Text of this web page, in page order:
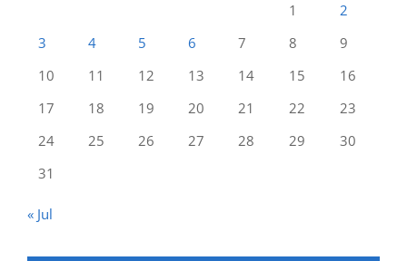
1
2
3
4 5 6 7 8
9
10
11 12 13 14 15
16
17
18 19 20 21 22
23
24
25 26 27 28 29
30
31
« Jul